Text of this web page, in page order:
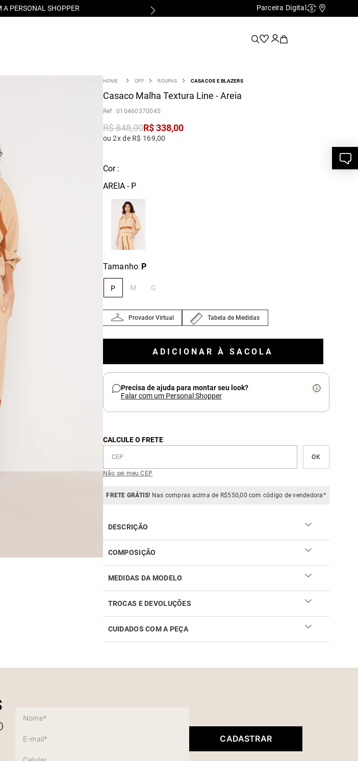
A PERSONAL SHOPPER Parceira Digital Cashback
OFF ROUPAS CASACOS E BLAZERS
Casaco Malha Textura Line - Areia
:010460370045
R$848,00R$ 338,00
ou 2x de R$ 169,00
Cor :
AREIA - P
Tamanho: P
P M G
Provador Virtual Tabela de Medidas
ADICIONAR À SACOLA
Precisa de ajuda para montar seu look?
Falar com um Personal Shopper
CALCULE O FRETE
Não sei meu CEP
FRETE GRÁTIS! Nas compras acima de R$550,00 com código de vendedora*
DESCRIÇÃO
COMPOSIÇÃO
MEDIDAS DA MODELO
TROCAS E DEVOLUÇÕES
Realizar sua troca ou devolução é fácil. Confira maiores
informações nolink
CUIDADOS COM A PEÇA
CADASTRAR